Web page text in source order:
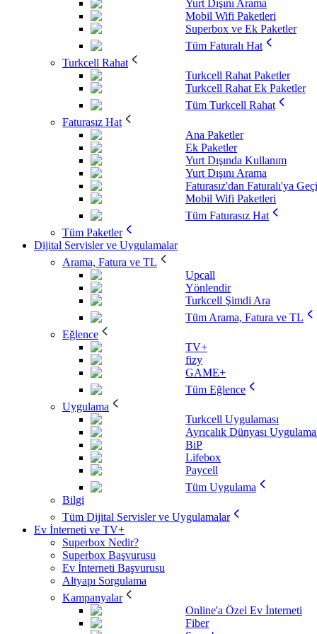
Yurt Dışını Arama
Mobil Wifi Paketleri
Superbox ve Ek Paketler
Tüm Faturalı Hat
Turkcell Rahat
Turkcell Rahat Paketler
Turkcell Rahat Ek Paketler
Tüm Turkcell Rahat
Faturasız Hat
Ana Paketler
Ek Paketler
Yurt Dışında Kullanım
Yurt Dışını Arama
Faturasız'dan Faturalı'ya
Mobil Wifi Paketleri
Tüm Faturasız Hat
Tüm Paketler
Dijital Servisler ve Uygulamalar
Arama, Fatura ve TL
Upcall
Yönlendir
Turkcell Şimdi Ara
Tüm Arama, Fatura ve TL
Eğlence
TV+
fizy
GAME+
Tüm Eğlence
Uygulama
Turkcell Uygulaması
Ayrıcalık Dünyası
BiP
Lifebox
Paycell
Tüm Uygulama
Bilgi
Tüm Dijital Servisler ve Uygulamalar
Ev İnterneti ve TV+
Superbox Nedir?
Superbox Başvurusu
Ev İnterneti Başvurusu
Altyapı Sorgulama
Kampanyalar
Online'a Özel Ev İnterneti
Fiber